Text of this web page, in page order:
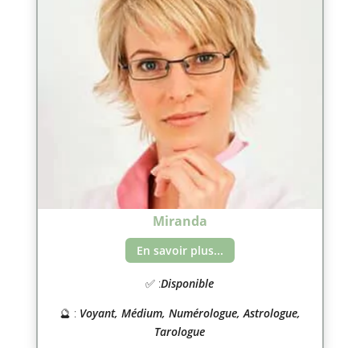
Miranda
En savoir plus...
✅ :Disponible
🔮 : Voyant, Médium, Numérologue, Astrologue,
Tarologue